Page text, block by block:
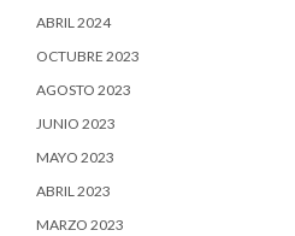
ABRIL 2024
OCTUBRE 2023
AGOSTO 2023
JUNIO 2023
MAYO 2023
ABRIL 2023
MARZO 2023